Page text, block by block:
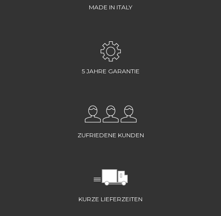
MADE IN ITALY
5 JAHRE GARANTIE
ZUFRIEDENE KUNDEN
KURZE LIEFERZEITEN